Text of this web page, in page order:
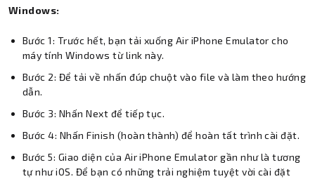
Windows:
Bước 1: Trước hết, bạn tải xuống Air iPhone Emulator cho
máy tính Windows từ link này.
Bước 2: Để tải về nhấn đúp chuột vào file và làm theo hướng
dẫn.
Bước 3: Nhấn Next để tiếp tục.
Bước 4: Nhấn Finish (hoàn thành) để hoàn tất trình cài đặt.
Bước 5: Giao diện của Air iPhone Emulator gần như là tương
tự như iOS. Để bạn có những trải nghiệm tuyệt vời cài đặt